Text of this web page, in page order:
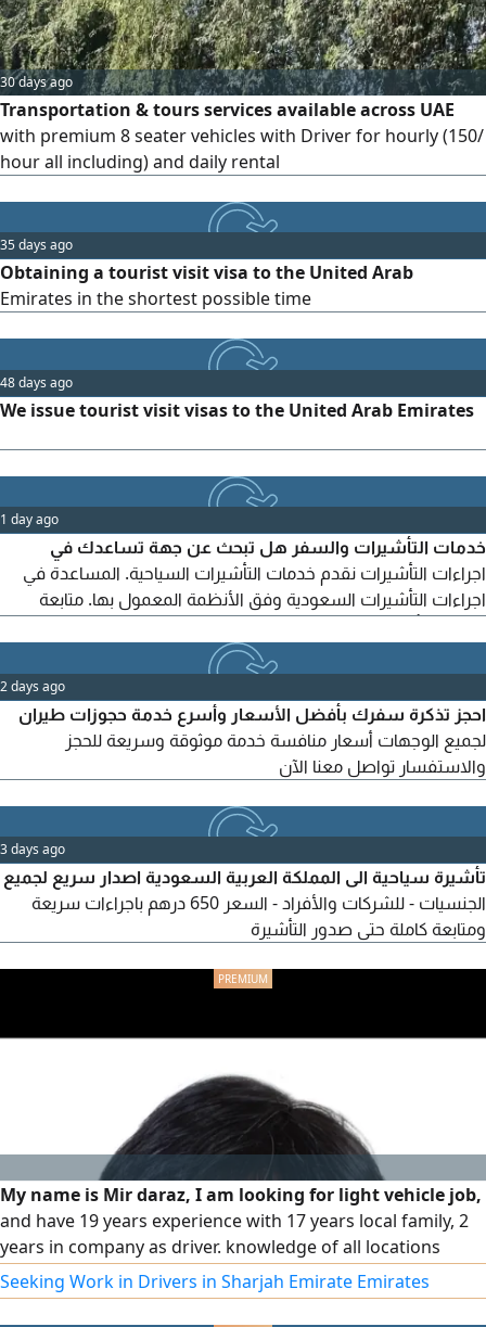
30 days ago
Transportation & tours services available across UAE
with premium 8 seater vehicles with Driver for hourly (150/
hour all including) and daily rental
35 days ago
Obtaining a tourist visit visa to the United Arab
Emirates in the shortest possible time
48 days ago
We issue tourist visit visas to the United Arab Emirates
1 day ago
خدمات التأشيرات والسفر هل تبحث عن جهة تساعدك في
اجراءات التأشيرات نقدم خدمات التأشيرات السياحية. المساعدة في
اجراءات التأشيرات السعودية وفق الأنظمة المعمول بها. متابعة
في متابعة المعاملات. تعامل مهني. متابعة مستمرة للطلب. الرد على
جميع الاستفسارات. الموقع عجمان
2 days ago
احجز تذكرة سفرك بأفضل الأسعار وأسرع خدمة حجوزات طيران
لجميع الوجهات أسعار منافسة خدمة موثوقة وسريعة للحجز
والاستفسار تواصل معنا الآن
3 days ago
تأشيرة سياحية الى المملكة العربية السعودية اصدار سريع لجميع
الجنسيات - للشركات والأفراد - السعر 650 درهم باجراءات سريعة
ومتابعة كاملة حتى صدور التأشيرة
My name is Mir daraz, I am looking for light vehicle job,
and have 19 years experience with 17 years local family, 2
years in company as driver. knowledge of all locations
across the UAE. Arabic, English, Urdu are languages known
Seeking Work in Drivers in Sharjah Emirate Emirates